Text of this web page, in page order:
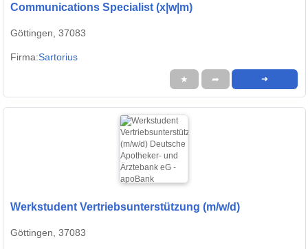
Communications Specialist (x|w|m)
Göttingen, 37083
Firma:Sartorius
★ ➦ ➜
Werkstudent Vertriebsunterstützung (m/w/d)
Göttingen, 37083